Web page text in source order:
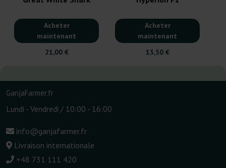
Acheter
maintenant
21,00 €
Acheter
maintenant
13,50 €
GanjaFarmer.fr
Lundi - Vendredi / 10:00 - 16:00
info@ganjafarmer.fr
Livraison internationale
+48 731 111 420